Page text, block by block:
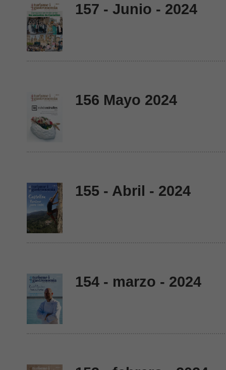
157 - Junio - 2024
156 Mayo 2024
155 - Abril - 2024
154 - marzo - 2024